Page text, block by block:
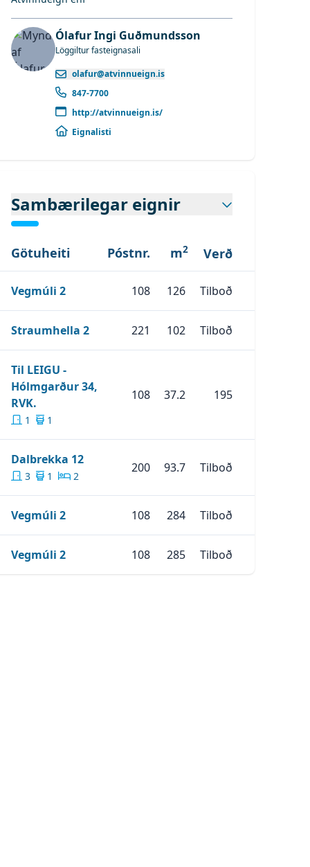
Ólafur Ingi Guðmundsson
Löggiltur fasteignasali
olafur@atvinnueign.is
847-7700
http://atvinnueign.is/
Eignalisti
Sambærilegar eignir
Götuheiti Póstnr. m2 Verð
Vegmúli 2Skoða EigninaVegmúli 2
108 126 Tilboð
Straumhella 2Skoða EigninaStraumhella 2
221 102 Tilboð
Til LEIGU -
Hólmgarður 34,
RVK.
TIL LEIGU - Hólmgarður 34, RVK.
1 1
108 37.2 195
Dalbrekka 12Skoða Eignina
3 1 2
200 93.7 Tilboð
Vegmúli 2Skoða EigninaVegmúli 2
108 284 Tilboð
Vegmúli 2Skoða EigninaVegmúli 2
108 285 Tilboð